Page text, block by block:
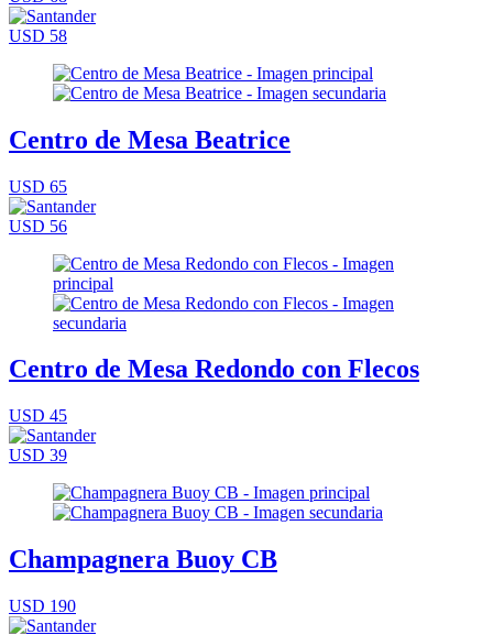
USD 58
Centro de Mesa Beatrice
USD 65
USD 56
Centro de Mesa Redondo con Flecos
USD 45
USD 39
Champagnera Buoy CB
USD 190